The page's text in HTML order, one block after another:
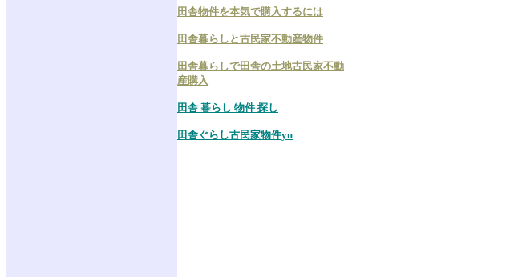
田舎物件を本気で購入するには
田舎暮らしと古民家不動産物件
田舎暮らしで田舎の土地古民家不動
産購入
田舎 暮らし 物件 探し
田舎ぐらし古民家物件yu